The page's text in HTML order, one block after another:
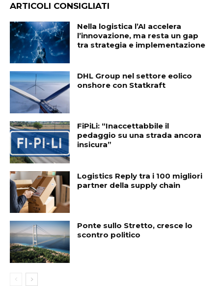
ARTICOLI CONSIGLIATI
Nella logistica l’AI accelera
l’innovazione, ma resta un gap
tra strategia e implementazione
DHL Group nel settore eolico
onshore con Statkraft
FiPiLi: “Inaccettabbile il
pedaggio su una strada ancora
insicura”
Logistics Reply tra i 100 migliori
partner della supply chain
Ponte sullo Stretto, cresce lo
scontro politico